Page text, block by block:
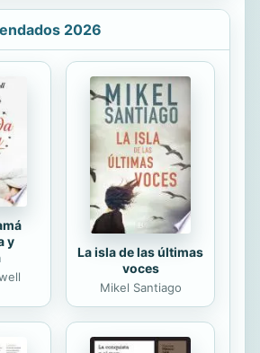
de la belleza del paisaje
música, la poesía, la
la cerámica, tienen la delicadeza de
lo natural y cada una de ellas
los ruidos, los
las palpitaciones de la
naturaleza.-Adalberto García
Mendoza
2026
y
La isla de las últimas
voces
Mikel Santiago